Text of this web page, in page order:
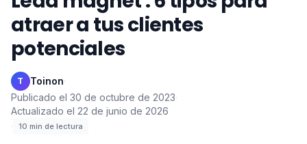
atraer a tus clientes
potenciales
T Toinon·
Publicado el 30 de octubre de 2023·
Actualizado el 22 de junio de 2026
·
10 min de lectura